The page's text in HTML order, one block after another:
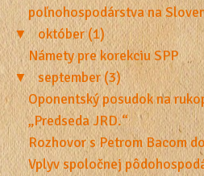
poľnohospodárstva na
▼
október (1)
Námety pre korekciu SPP
▼
september (3)
Oponentský posudok na
„Predseda JRD.“
Rozhovor s Petrom Bacom
Vplyv spoločnej